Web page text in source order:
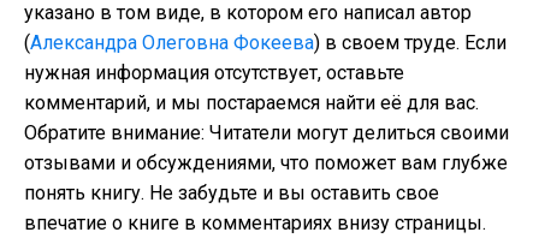
указано в том виде, в котором его написал автор
(Александра Олеговна Фокеева) в своем труде. Если
нужная информация отсутствует, оставьте
комментарий, и мы постараемся найти её для вас.
Обратите внимание: Читатели могут делиться своими
отзывами и обсуждениями, что поможет вам глубже
понять книгу. Не забудьте и вы оставить свое
впечатие о книге в комментариях внизу страницы.